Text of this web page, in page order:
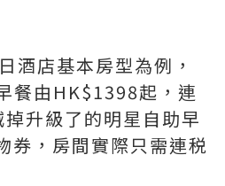
酒店基本房型為例，
餐由HK$1398起，連
升級了的明星自助早
券，房間實際只需連税